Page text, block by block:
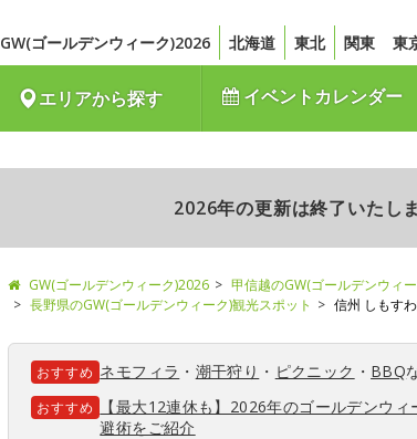
GW(ゴールデンウィーク)2026 北海道 東北 関東 東
エリアから探す イベントカレンダー
2026年の更新は終了いたし
GW(ゴールデンウィーク)2026 甲信越のGW(ゴールデンウィ
長野県のGW(ゴールデンウィーク)観光スポット
信州 しもす
おすすめ ネモフィラ ・ 潮干狩り ・ ピクニック ・ BBQ
おすすめ
【最大12連休も】2026年のゴールデンウ
避術をご紹介